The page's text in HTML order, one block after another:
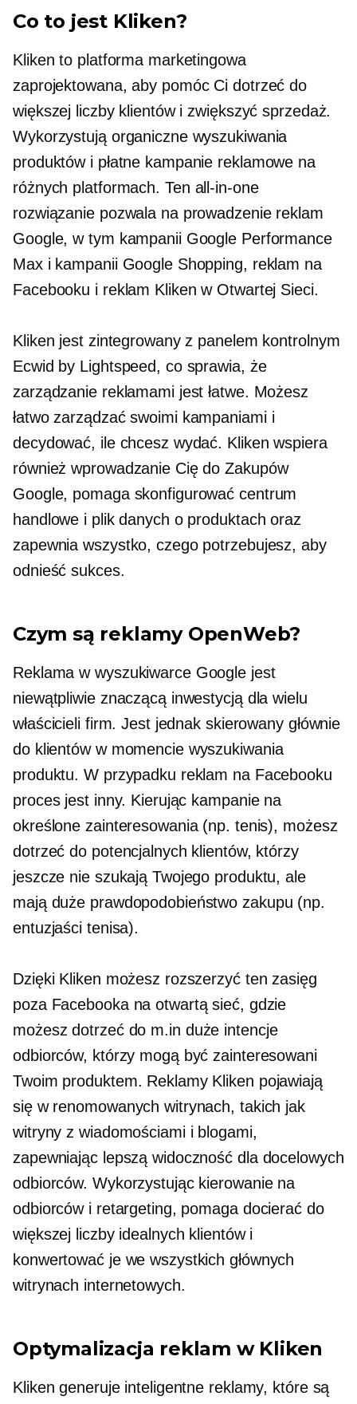
Co to jest Kliken?
Kliken to platforma marketingowa
zaprojektowana, aby pomóc Ci dotrzeć do
większej liczby klientów i zwiększyć sprzedaż.
Wykorzystują organiczne wyszukiwania
produktów i płatne kampanie reklamowe na
różnych platformach. Ten all-in-one
rozwiązanie pozwala na prowadzenie reklam
Google, w tym kampanii Google Performance
Max i kampanii Google Shopping, reklam na
Facebooku i reklam Kliken w Otwartej Sieci.
Kliken jest zintegrowany z panelem kontrolnym
Ecwid by Lightspeed, co sprawia, że ​​
zarządzanie reklamami jest łatwe. Możesz
łatwo zarządzać swoimi kampaniami i
decydować, ile chcesz wydać. Kliken wspiera
również wprowadzanie Cię do Zakupów
Google, pomaga skonfigurować centrum
handlowe i plik danych o produktach oraz
zapewnia wszystko, czego potrzebujesz, aby
odnieść sukces.
Czym są reklamy OpenWeb?
Reklama w wyszukiwarce Google jest
niewątpliwie znaczącą inwestycją dla wielu
właścicieli firm. Jest jednak skierowany głównie
do klientów w momencie wyszukiwania
produktu. W przypadku reklam na Facebooku
proces jest inny. Kierując kampanie na
określone zainteresowania (np. tenis), możesz
dotrzeć do potencjalnych klientów, którzy
jeszcze nie szukają Twojego produktu, ale
mają duże prawdopodobieństwo zakupu (np.
entuzjaści tenisa).
Dzięki Kliken możesz rozszerzyć ten zasięg
poza Facebooka na otwartą sieć, gdzie
możesz dotrzeć do m.in duże intencje
odbiorców, którzy mogą być zainteresowani
Twoim produktem. Reklamy Kliken pojawiają
się w renomowanych witrynach, takich jak
witryny z wiadomościami i blogami,
zapewniając lepszą widoczność dla docelowych
odbiorców. Wykorzystując kierowanie na
odbiorców i retargeting, pomaga docierać do
większej liczby idealnych klientów i
konwertować je we wszystkich głównych
witrynach internetowych.
Optymalizacja reklam w Kliken
Kliken generuje inteligentne reklamy, które są